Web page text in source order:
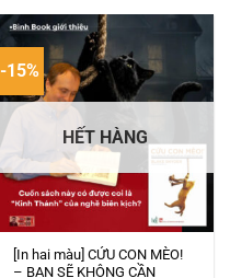
-15%
HẾT HÀNG
[In hai màu] CỨU CON MÈO!
– BẠN SẼ KHÔNG CẦN